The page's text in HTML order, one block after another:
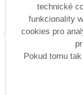
Prohlášení o
Copyright ©
technická a
Postaveno
technické
funkcionality
cookies pro
Pokud tomu